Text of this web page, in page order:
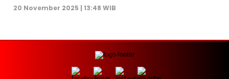
20 November 2025 | 13:48 WIB